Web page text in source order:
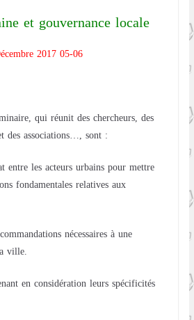
et gouvernance locale
05-06 Décembre 2017
qui réunit des chercheurs, des
des associations…, sont :
entre les acteurs urbains pour mettre
fondamentales relatives aux
nécessaires à une
ville.
en considération leurs spécificités